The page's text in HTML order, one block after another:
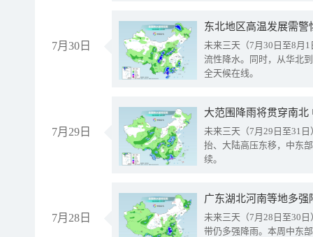
7月30日
东北地区高温发展需
未来三天（7月30日至8月
流性降水。同时，从华北
全天候在线。
7月29日
大范围降雨将贯穿南
未来三天（7月29日至31
抬、大陆高压东移，中东
续。
7月28日
广东湖北河南等地多
未来三天（7月28日至30
带仍多强降雨。本周中东